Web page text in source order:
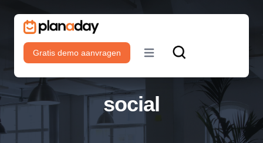
Gratis demo aanvragen
Open main menu
social